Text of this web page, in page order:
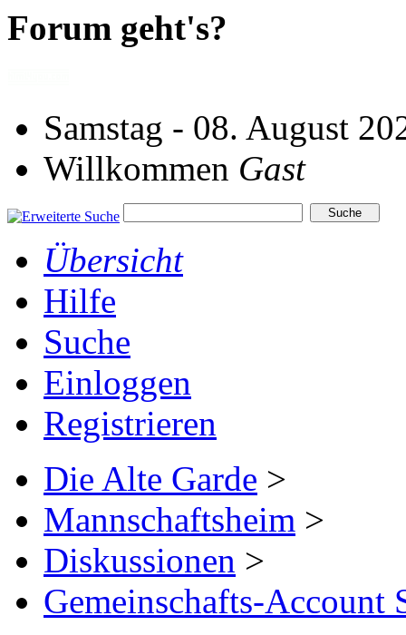
Forum geht's?
Samstag - 08. August
Willkommen Gast
Übersicht
Hilfe
Suche
Einloggen
Registrieren
Die Alte Garde >
Mannschaftsheim >
Diskussionen >
Gemeinschafts-Account